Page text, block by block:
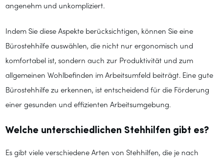
angenehm und unkompliziert.
Indem Sie diese Aspekte berücksichtigen, können Sie eine
Bürostehhilfe auswählen, die nicht nur ergonomisch und
komfortabel ist, sondern auch zur Produktivität und zum
allgemeinen Wohlbefinden im Arbeitsumfeld beiträgt. Eine gute
Bürostehhilfe zu erkennen, ist entscheidend für die Förderung
einer gesunden und effizienten Arbeitsumgebung.
Welche unterschiedlichen Stehhilfen gibt es?
Es gibt viele verschiedene Arten von Stehhilfen, die je nach